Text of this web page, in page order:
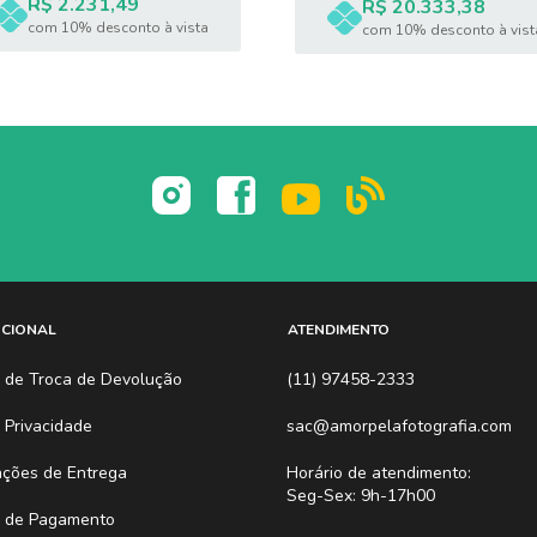
com 10% desconto à vista
R$ 20.333,38
com 10% desconto à
Troca de Devolução
de Entrega
de Pagamento
ATENDIMENTO
(11) 97458-2333
sac@amorpelafotografia.com
Horário de atendimento:
Seg-Sex: 9h-17h00